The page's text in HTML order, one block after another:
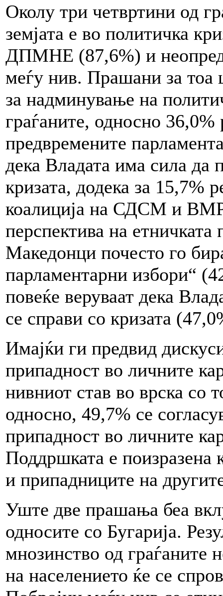
Околу три четвртини од
земјата е во политичка
ДПМНЕ (87,6%) и
меѓу нив. Прашани за тоа
за надминување на
граѓаните, односно 36,0%
предвремените
дека Владата има сила да
кризата, додека за
коалиција на СДСМ и
перспектива на
Македонци почесто го
парламентарни избори“
повеќе веруваат дека
се справи со кризата
Имајќи ги предвид
припадност во личните
нивниот став во врска со
односно, 49,7% се
припадност во личните
Поддршката е поизразена
и припадниците на
Уште две прашања беа
односите со Бугарија.
мнозинство од граѓаните
на населението ќе се